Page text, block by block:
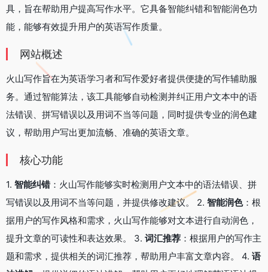
具，旨在帮助用户提高写作水平。它具备智能纠错和智能润色功
能，能够有效提升用户的英语写作质量。
网站概述
火山写作旨在为英语学习者和写作爱好者提供便捷的写作辅助服
务。通过智能算法，该工具能够自动检测并纠正用户文本中的语
法错误、拼写错误以及用词不当等问题，同时提供专业的润色建
议，帮助用户写出更加流畅、准确的英语文章。
核心功能
1. 智能纠错：火山写作能够实时检测用户文本中的语法错误、拼
写错误以及用词不当等问题，并提供修改建议。 2. 智能润色：根
据用户的写作风格和需求，火山写作能够对文本进行自动润色，
提升文章的可读性和表达效果。 3. 词汇推荐 ：根据用户的写作主
题和需求，提供相关的词汇推荐，帮助用户丰富文章内容。 4. 语